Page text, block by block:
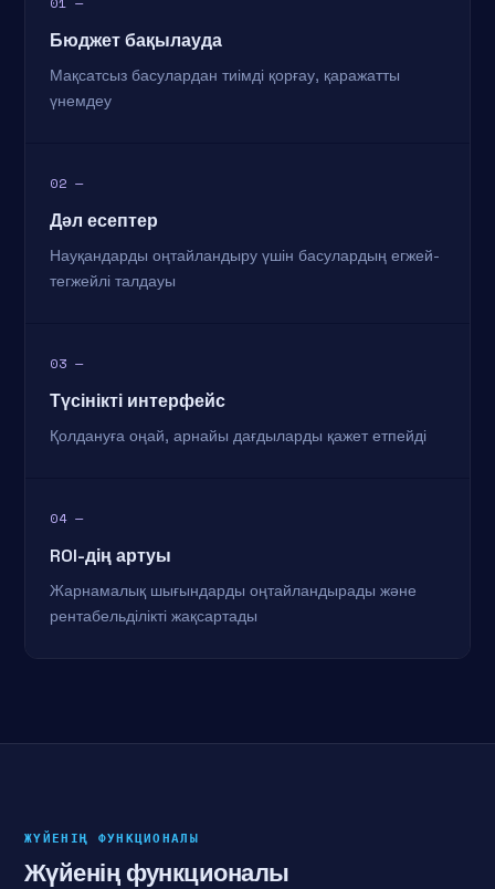
Бюджет бақылауда
Мақсатсыз басулардан тиімді қорғау, қаражатты
үнемдеу
02 —
Дәл есептер
Науқандарды оңтайландыру үшін басулардың егжей-
тегжейлі талдауы
03 —
Түсінікті интерфейс
Қолдануға оңай, арнайы дағдыларды қажет етпейді
04 —
ROI-дің артуы
Жарнамалық шығындарды оңтайландырады және
рентабельділікті жақсартады
ЖҮЙЕНІҢ ФУНКЦИОНАЛЫ
Жүйенің функционалы